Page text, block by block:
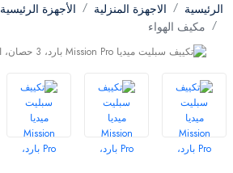
الرئيسية الاجهزة المنزلية الأجهزة الرئيسية
مكيف الهواء